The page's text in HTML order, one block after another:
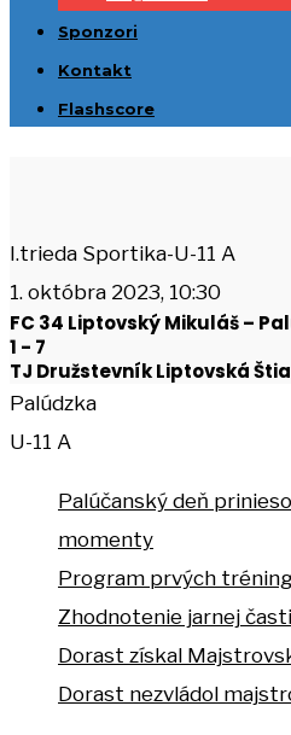
Sponzori
Kontakt
Flashscore
I.trieda Sportika-U-11 A
1. októbra 2023, 10:30
FC 34 Liptovský Mikuláš –
1 - 7
TJ Družstevník Liptovská
Palúdzka
U-11 A
Palúčanský deň
momenty
Program prvých
Zhodnotenie jarnej
Dorast získal
Dorast nezvládol